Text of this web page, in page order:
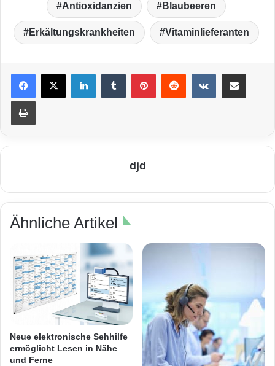
Antioxidanzien Blaubeeren
Erkältungskrankheiten Vitaminlieferanten
LinkedIn VKontakte
Drucken
djd
Ähnliche Artikel
Neue elektronische Sehhilfe
ermöglicht Lesen in Nähe
und Ferne